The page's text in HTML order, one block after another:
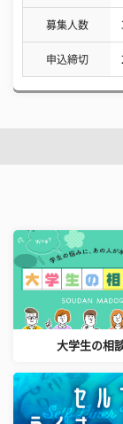
募集人数
申込締切
大学生の相